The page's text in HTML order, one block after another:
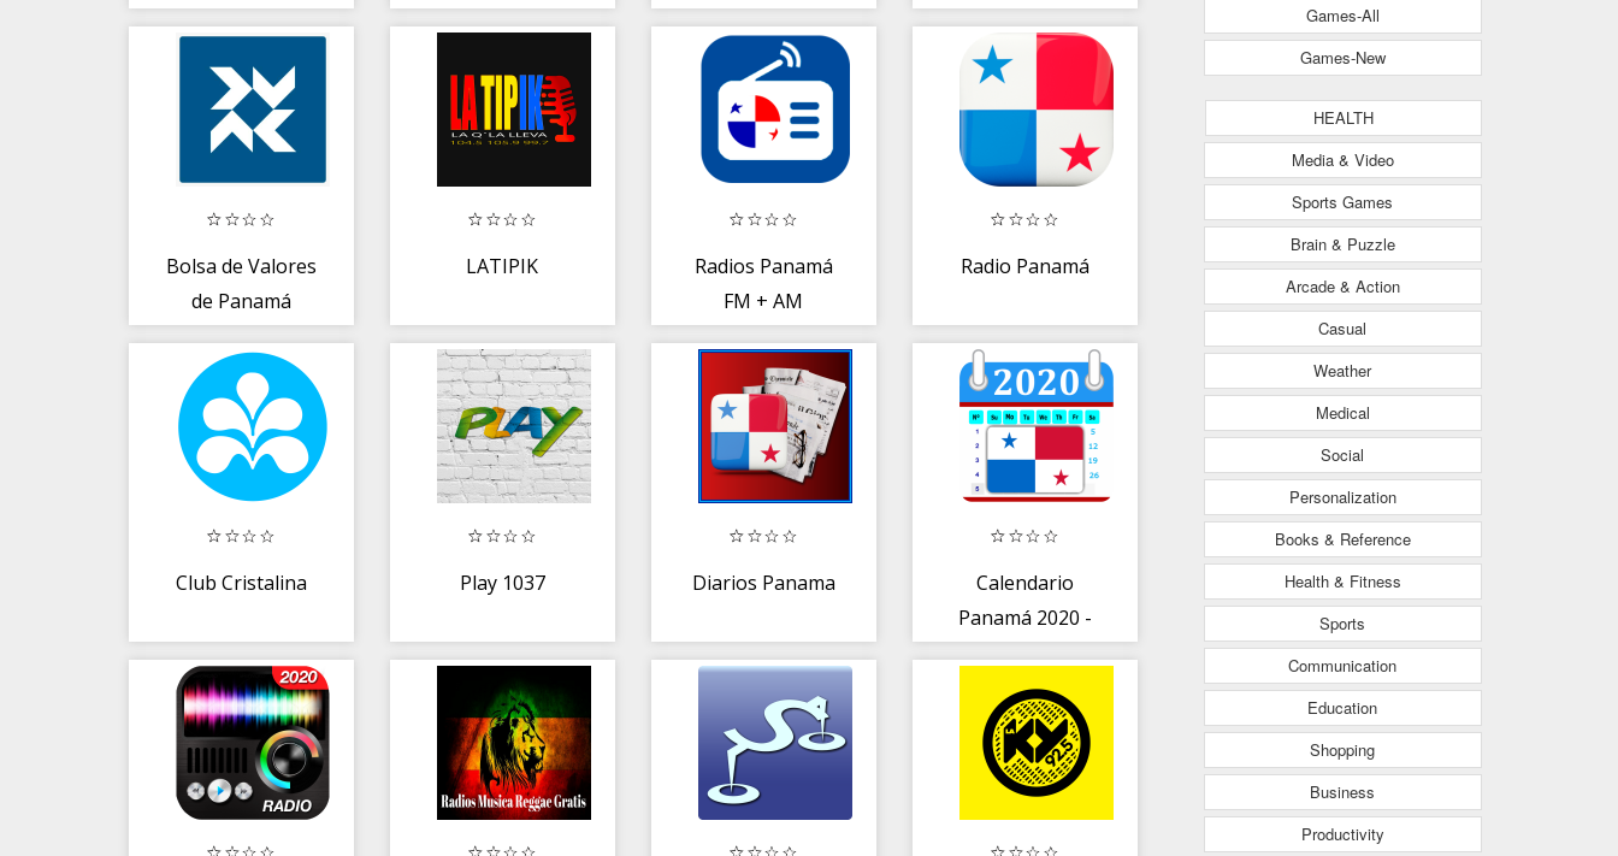
Bolsa de Valores
de Panamá
LATIPIK
Radios Panamá
FM + AM
Panamá en vivo
Radio Panamá
Club Cristalina Play 1037 Diarios Panama
Calendario
Panamá 2020 -
Games-All
Games-New
HEALTH
Media & Video
Sports Games
Brain & Puzzle
Arcade & Action
Casual
Weather
Medical
Social
Personalization
Books & Reference
Health & Fitness
Sports
Communication
Education
Shopping
Business
Productivity